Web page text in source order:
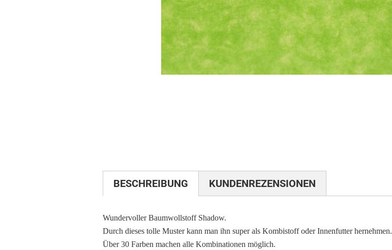
BESCHREIBUNG KUNDENREZENSIONEN
Wundervoller Baumwollstoff Shadow.
Durch dieses tolle Muster kann man ihn super als Kombistoff oder Innenfutter hernehmen.
Über 30 Farben machen alle Kombinationen möglich.